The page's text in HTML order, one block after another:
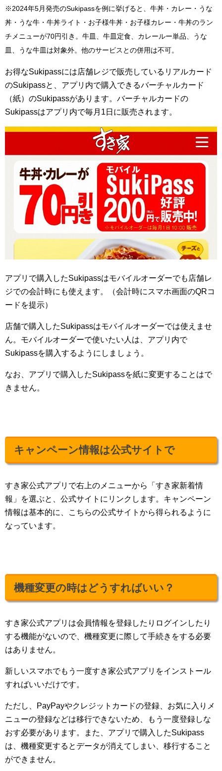
※2024年5月発売のSukipassを例に挙げると、牛丼・カレー・うな
丼・うな牛・牛丼ライト・お子様牛丼・お子様カレー・牛丼のラン
チメニューが70円引き。牛皿、牛皿定食、カレールー単品、うな
皿、うな牛皿は対象外。他のサービスとの併用は不可。
お得なSukipassには店舗レジで販売しているリアルカード
のSukipassと、アプリ内で購入できるバーチャルカード
（紙）のSukipassがあります。バーチャルカードの
Sukipassはアプリ内で毎月1日に販売されます。
アプリで購入したSukipassはモバイルオーダーでも店舗レ
ジでの会計時にも使えます。（会計時にスマホ画面のQRコ
ードを提示）
店舗で購入したSukipassはモバイルオーダーでは使えませ
ん。モバイルオーダーで使いたい人は、アプリ内で
Sukipassを購入するようにしましょう。
なお、アプリで購入したSukipassを紙に変更することはで
きません。
キャンペーン情報は公式サイトで
すき家公式アプリで右上のメニューから「すき家新着情
報」を選ぶと、公式サイトにリンクします。キャンペーン
情報は基本的に、こちらの公式サイトから得られるように
なっています。
機種変更の時はどうすればいい？
すき家公式アプリは会員情報を登録したりログインしたり
する機能がないので、機種変更に際して手続きをする必要
はありません。
新しいスマホでもう一度すき家公式アプリをインストール
すればいいだけです。
ただし、PayPayやクレジットカードの登録、お気に入りメ
ニューの登録などは移行できないため、もう一度登録しな
おす必要があります。また、アプリで購入したSukipass
は、機種変更するとデータが消えてしまい、移行すること
ができません。